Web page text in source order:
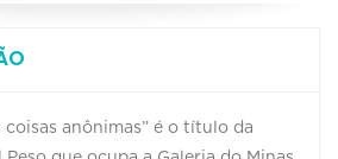
coisas anônimas” é o título da